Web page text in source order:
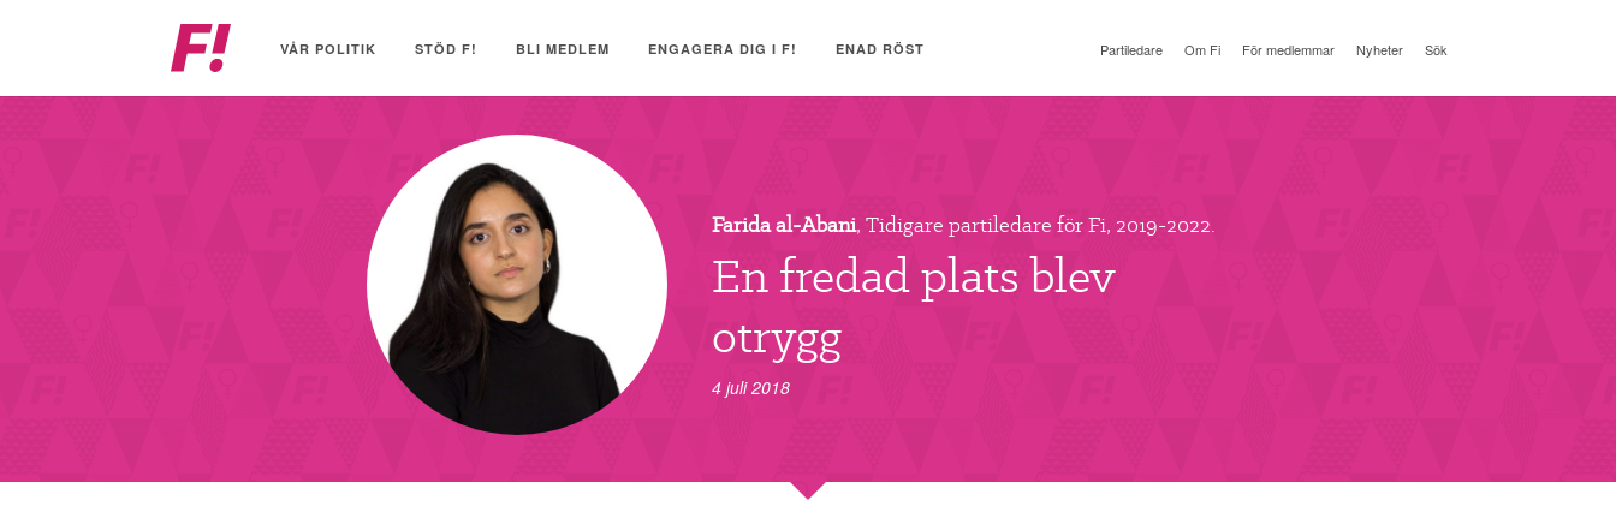
initiativ
VÅR POLITIK STÖD F! BLI MEDLEM ENGAGERA DIG I F! ENAD RÖST Partiledare Om Fi För medlemmar Nyheter Sök
Farida al-Abani, Tidigare partiledare för Fi, 2019-2022.
En fredad plats blev
otrygg
4 juli 2018